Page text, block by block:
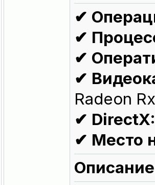
✔
✔
✔
✔
Radeon
✔ DirectX:
✔ Место